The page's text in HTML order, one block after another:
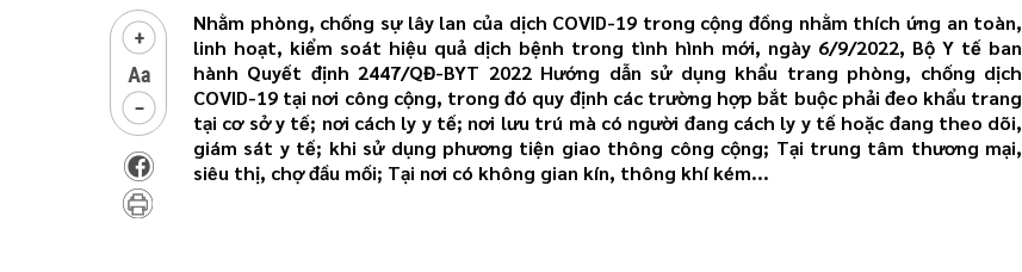
Nhằm phòng, chống sự lây lan của dịch COVID-19 trong cộng đồng nhằm thích ứng an toàn,
linh hoạt, kiểm soát hiệu quả dịch bệnh trong tình hình mới, ngày 6/9/2022, Bộ Y tế ban
hành Quyết định 2447/QĐ-BYT 2022 Hướng dẫn sử dụng khẩu trang phòng, chống dịch
COVID-19 tại nơi công cộng, trong đó quy định các trường hợp bắt buộc phải đeo khẩu trang
tại cơ sở y tế; nơi cách ly y tế; nơi lưu trú mà có người đang cách ly y tế hoặc đang theo dõi,
giám sát y tế; khi sử dụng phương tiện giao thông công cộng; Tại trung tâm thương mại,
siêu thị, chợ đầu mối; Tại nơi có không gian kín, thông khí kém...